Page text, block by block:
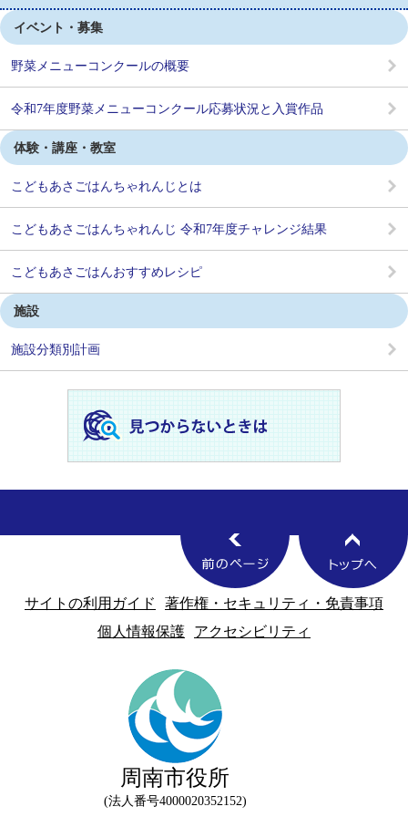
イベント・募集
野菜メニューコンクールの概要
令和7年度野菜メニューコンクール応募状況と入賞作品
体験・講座・教室
こどもあさごはんちゃれんじとは
こどもあさごはんちゃれんじ 令和7年度チャレンジ結果
こどもあさごはんおすすめレシピ
施設
施設分類別計画
サイトの利用ガイド
著作権・セキュリティ・免責事項
個人情報保護
アクセシビリティ
周南市役所
法人番号4000020352152